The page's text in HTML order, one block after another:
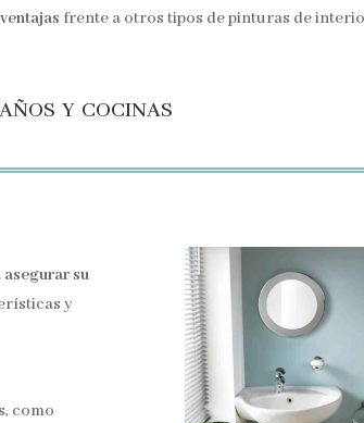
ventajas frente a otros tipos de pinturas de
y cocinas
asegurar su
y
como